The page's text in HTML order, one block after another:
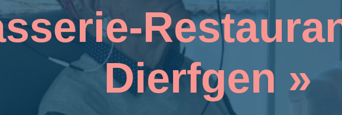
Dierfgen »